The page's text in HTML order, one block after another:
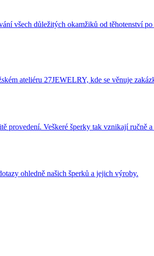
všech důležitých okamžiků od těhotenství
ateliéru 27JEWELRY, kde se věnuje
provedení. Veškeré šperky tak vznikají ručně
ohledně našich šperků a jejich výroby.